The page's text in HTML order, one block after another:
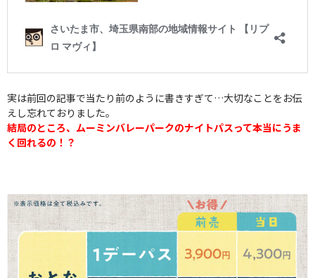
実は前回の記事で当たり前のように書きすぎて…大切なことをお伝
えし忘れておりました。
結局のところ、ムーミンバレーパークのナイトパスって本当にうま
く回れるの！？